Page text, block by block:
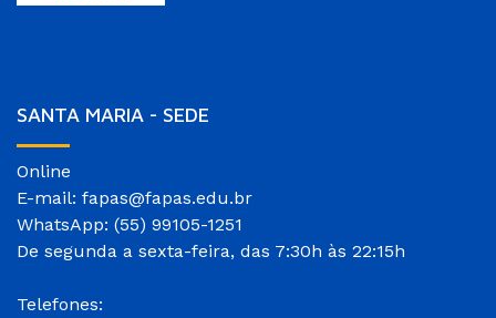
SANTA MARIA - SEDE
Online
E-mail: fapas@fapas.edu.br
WhatsApp: (55) 99105-1251
De segunda a sexta-feira, das 7:30h às 22:15h
Telefones: